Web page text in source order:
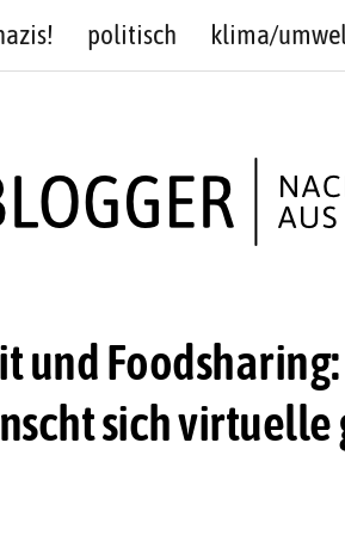
politisch klima/
und
sich